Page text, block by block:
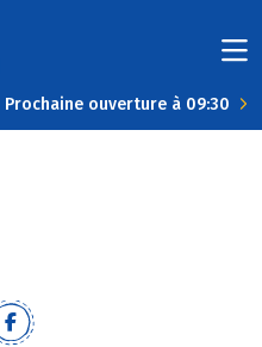
Prochaine ouverture à 09:30